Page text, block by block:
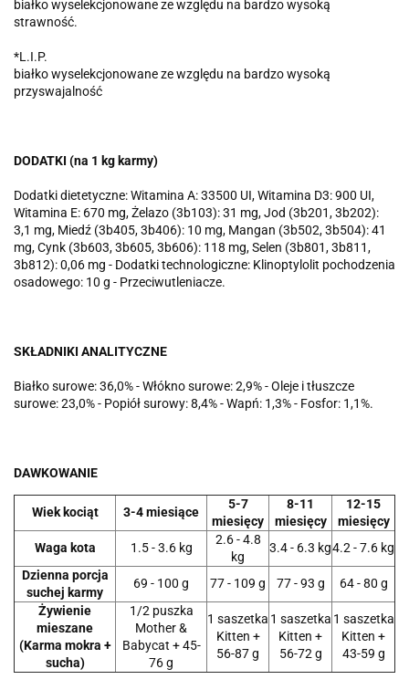
białko wyselekcjonowane ze względu na bardzo wysoką
strawność.
*L.I.P.
białko wyselekcjonowane ze względu na bardzo wysoką
przyswajalność
DODATKI (na 1 kg karmy)
Dodatki dietetyczne: Witamina A: 33500 UI, Witamina D3: 900 UI,
Witamina E: 670 mg, Żelazo (3b103): 31 mg, Jod (3b201, 3b202):
3,1 mg, Miedź (3b405, 3b406): 10 mg, Mangan (3b502, 3b504): 41
mg, Cynk (3b603, 3b605, 3b606): 118 mg, Selen (3b801, 3b811,
3b812): 0,06 mg - Dodatki technologiczne: Klinoptylolit pochodzenia
osadowego: 10 g - Przeciwutleniacze.
SKŁADNIKI ANALITYCZNE
Białko surowe: 36,0% - Włókno surowe: 2,9% - Oleje i tłuszcze
surowe: 23,0% - Popiół surowy: 8,4% - Wapń: 1,3% - Fosfor: 1,1%.
DAWKOWANIE
Wiek kociąt 3-4 miesiące
5-7
miesięcy
8-11
miesięcy
12-15
miesięcy
Waga kota
1.5 - 3.6 kg
2.6 - 4.8
kg
3.4 - 6.3 kg4.2 - 7.6 kg
Dzienna porcja
suchej karmy
69 - 100 g 77 - 109 g 77 - 93 g
64 - 80 g
Żywienie
mieszane
(Karma mokra +
sucha)
1/2 puszka
Mother &
Babycat + 45-
76 g
1 saszetka
Kitten +
56-87 g
1 saszetka
Kitten +
56-72 g
1 saszetka
Kitten +
43-59 g